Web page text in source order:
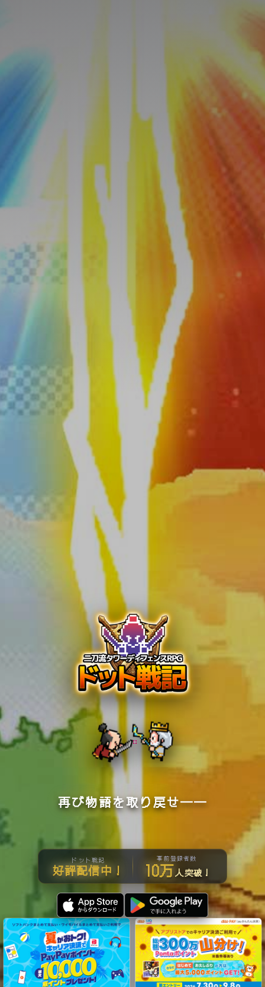
再び物語を取り戻せ――
ドット戦記
好評配信中！
事前登録者数
10万人突破！